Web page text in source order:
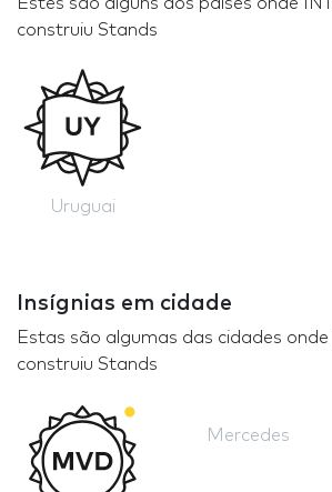
construiu Stands
Uruguai
Insígnias em cidade
Estas são algumas das cidades onde
construiu Stands
Mercedes